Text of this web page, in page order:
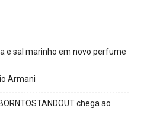
e sal marinho em novo perfume
Armani
chega ao